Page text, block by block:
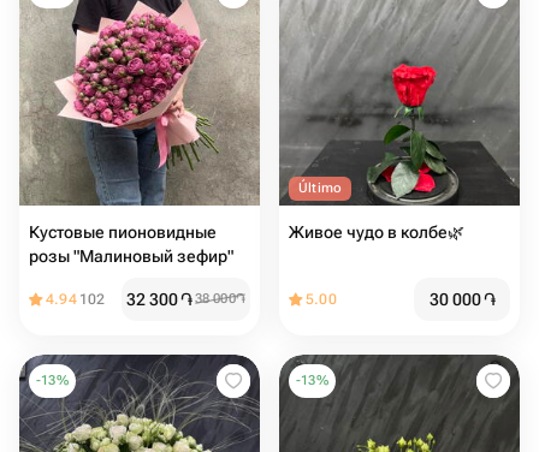
Кустовые пионовидные
розы "Малиновый зефир"
4.94 102 32 300֏38 000֏
Último
Живое чудо в колбе🌿
5.00 30 000֏
-13% -13%